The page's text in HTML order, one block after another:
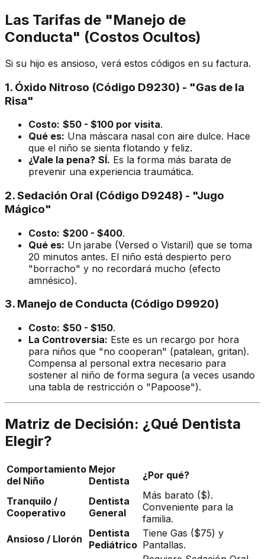
Las Tarifas de "Manejo de
Conducta" (Costos Ocultos)
Si su hijo es ansioso, verá estos códigos en su factura.
1. Óxido Nitroso (Código D9230) - "Gas de la
Risa"
Costo: $50 - $100 por visita.
Qué es: Una máscara nasal con aire dulce. Hace
que el niño se sienta flotando y feliz.
¿Vale la pena? SÍ. Es la forma más barata de
prevenir una experiencia traumática.
2. Sedación Oral (Código D9248) - "Jugo
Mágico"
Costo: $200 - $400.
Qué es: Un jarabe (Versed o Vistaril) que se toma
20 minutos antes. El niño está despierto pero
"borracho" y no recordará mucho (efecto
amnésico).
3. Manejo de Conducta (Código D9920)
Costo: $50 - $150.
La Controversia: Este es un recargo por hora
para niños que "no cooperan" (patalean, gritan).
Compensa al personal extra necesario para
sostener al niño de forma segura (a veces usando
una tabla de restricción o "Papoose").
Matriz de Decisión: ¿Qué Dentista
Elegir?
Comportamiento
del Niño
Mejor
Dentista
¿Por qué?
Tranquilo /
Cooperativo
Dentista
General
Más barato ($).
Conveniente para la
familia.
Ansioso / Llorón
Dentista
Pediátrico
Tiene Gas ($75) y
Pantallas.